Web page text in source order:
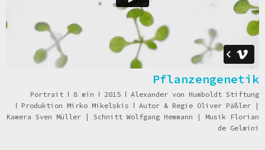
Pflanzengenetik
Portrait ǀ 8 min ǀ 2015 ǀ Alexander von Humboldt Stiftung
ǀ Produktion Mirko Mikelskis ǀ Autor & Regie Oliver Päßler |
Kamera Sven Müller | Schnitt Wolfgang Hemmann | Musik Florian
de Gelmini